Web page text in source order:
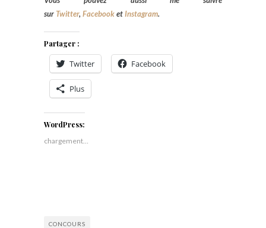
sur Twitter, FacebooketInstagram.
Partager :
Twitter Facebook
Plus
WordPress:
chargement…
CONCOURS